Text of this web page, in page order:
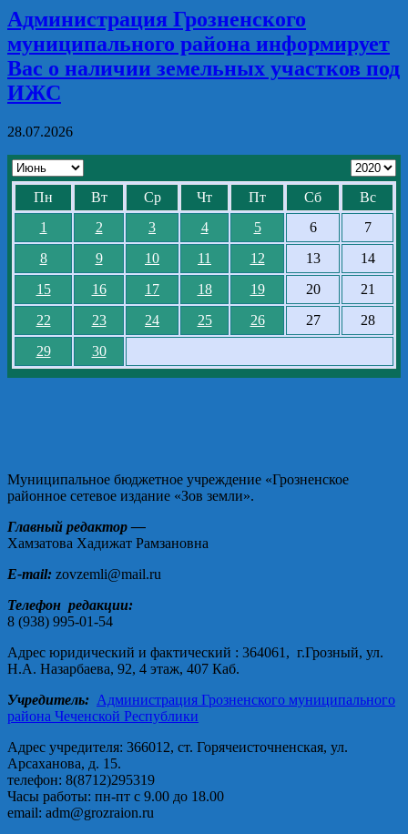
Администрация Грозненского
муниципального района информирует
Вас о наличии земельных участков под
ИЖС
28.07.2026
Пн Вт Ср Чт Пт Сб
Вс
1
2 3 4 5 6
7
8
9 10 11 12 13
14
15
16 17 18 19 20
21
22
23 24 25 26 27
28
29
30
Муниципальное бюджетное учреждение «Грозненское
районное сетевое издание «Зов земли».
Главный редактор —
Хамзатова Хадижат Рамзановна
E-mail: zovzemli@mail.ru
Телефон редакции:
8 (938) 995-01-54
Адрес юридический и фактический : 364061, г.Грозный, ул.
Н.А. Назарбаева, 92, 4 этаж, 407 Каб.
Учредитель: Администрация Грозненского муниципального
района Чеченской Республики
Адрес учредителя: 366012, ст. Горячеисточненская, ул.
Арсаханова, д. 15.
телефон: 8(8712)295319
Часы работы: пн-пт с 9.00 до 18.00
email: adm@grozraion.ru